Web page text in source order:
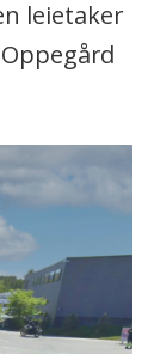
leietaker